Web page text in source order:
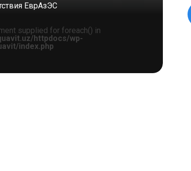
ЕврАзЭС
supplied for foreach() in
httpdocs/wp-
index.php